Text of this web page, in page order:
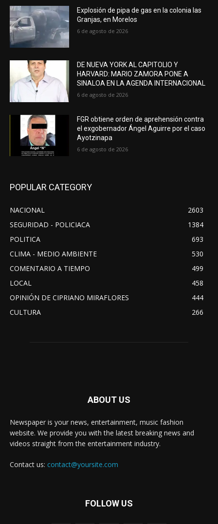
Explosión de pipa de gas en la colonia las
Granjas, en Morelos
6 de agosto de 2026
DE NUEVA YORK AL CAPITOLIO Y
HARVARD: MARIO ZAMORA PONE A
SINALOA EN LA AGENDA INTERNACIONAL
6 de agosto de 2026
FGR obtiene orden de aprehensión contra
el exgobernador Ángel Aguirre por el caso
Ayotzinapa
6 de agosto de 2026
POPULAR CATEGORY
NACIONAL
2603
SEGURIDAD - POLICIACA
1384
POLITICA
693
CLIMA - MEDIO AMBIENTE
530
COMENTARIO A TIEMPO
499
LOCAL
458
OPINIÓN DE CIPRIANO MIRAFLORES
444
CULTURA
266
ABOUT US
Newspaper is your news, entertainment, music fashion
website. We provide you with the latest breaking news and
videos straight from the entertainment industry.
Contact us: contact@yoursite.com
FOLLOW US